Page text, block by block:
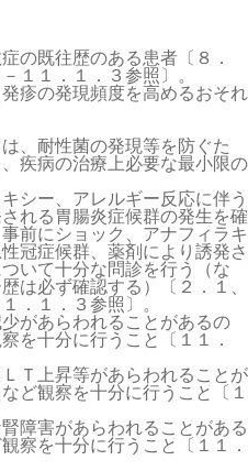
の既往歴のある患者〔８．
１１．１．３参照〕。
疹の発現頻度を高めるおそれ
、耐性菌の発現等を防ぐた
疾病の治療上必要な最小限の
シー、アレルギー反応に伴う
れる胃腸炎症候群の発生を確
前にショック、アナフィラキ
冠症候群、薬剤により誘発さ
いて十分な問診を行う（な
は必ず確認する）〔２．１、
．１．３参照〕。
があらわれることがあるの
を十分に行うこと〔１１．
Ｔ上昇等があらわれることが
ど観察を十分に行うこと〔１
障害があらわれることがある
察を十分に行うこと〔１１．